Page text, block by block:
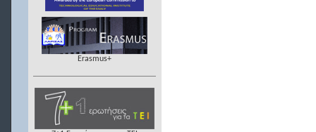
Erasmus+